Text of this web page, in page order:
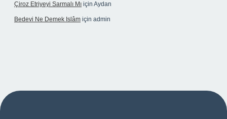
Çiroz Etriyeyi Sarmalı Mı için Aydan
Bedevi Ne Demek Islâm için admin